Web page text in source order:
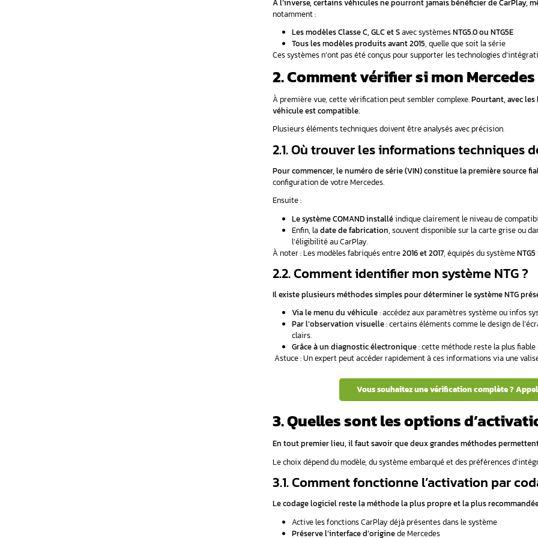
À première vue, tous les véhicules
1.1. Comment identifier la
Avant tout, tout repose sur le système
Ce système offre :
Une interface fluide et réactive
Une compatibilité native avec CarPlay
Une intégration parfaite avec
Par ailleurs, la
date de fabrication
1.2. Quelles séries
Voici la liste officielle des modèles
Classe A (W176): janvier 2016 à décembre
: janvier 2016 à
Classe E (W213): janvier 2016 à
Classe GLA (W117): janvier 2016 à
LE / GLE Coupé (W166 / W292): janvier
Classe GLS
: janvier 2016 à décembre 2017
Bon à savoir : L’activation de CarPlay peut
1.3. ️ Quels modèles ne
notamment :
Les modèles Classe C, GLC et Savec
Tous les modèles produits avant 2015,
2. Comment vérifier
À première vue, cette vérification peut